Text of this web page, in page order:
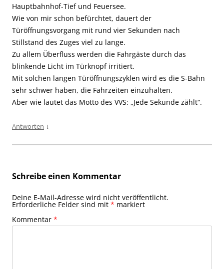
Hauptbahnhof-Tief und Feuersee.
Wie von mir schon befürchtet, dauert der
Türöffnungsvorgang mit rund vier Sekunden nach
Stillstand des Zuges viel zu lange.
Zu allem Überfluss werden die Fahrgäste durch das
blinkende Licht im Türknopf irritiert.
Mit solchen langen Türöffnungszyklen wird es die S-Bahn
sehr schwer haben, die Fahrzeiten einzuhalten.
Aber wie lautet das Motto des VVS: „Jede Sekunde zählt“.
Antworten ↓
Schreibe einen Kommentar
Deine E-Mail-Adresse wird nicht veröffentlicht.
Erforderliche Felder sind mit * markiert
Kommentar *